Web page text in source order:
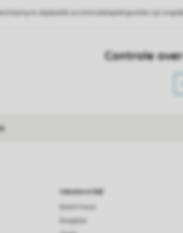
Controle
Vakantieverblijf